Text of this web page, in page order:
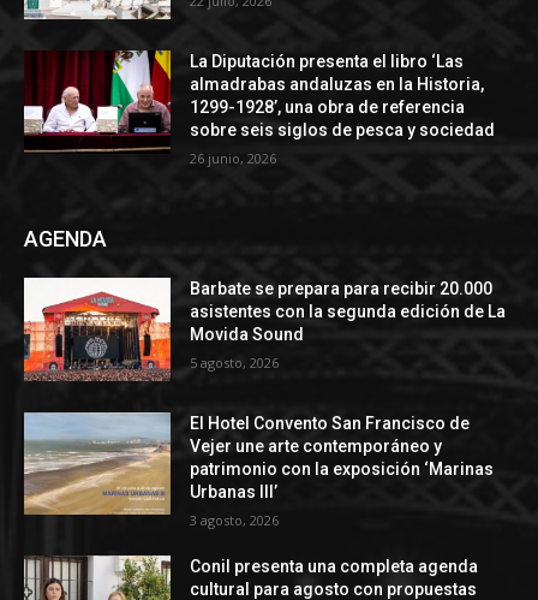
La Diputación presenta el libro ‘Las
almadrabas andaluzas en la Historia,
1299-1928’, una obra de referencia
sobre seis siglos de pesca y sociedad
26 junio, 2026
AGENDA
Barbate se prepara para recibir 20.000
asistentes con la segunda edición de La
Movida Sound
5 agosto, 2026
El Hotel Convento San Francisco de
Vejer une arte contemporáneo y
patrimonio con la exposición ‘Marinas
Urbanas III’
3 agosto, 2026
Conil presenta una completa agenda
cultural para agosto con propuestas